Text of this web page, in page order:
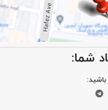
شما:
باشید: